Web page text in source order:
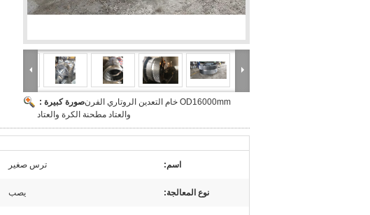
صورة كبيرة :OD16000mm خام التعدين الروتاري الفرن
والعتاد مطحنة الكرة والعتاد
اسم: ترس صغير
نوع المعالجة: يصب